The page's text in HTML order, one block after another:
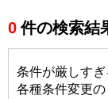
0 件の検索結
条件が厳しすぎ
各種条件変更の